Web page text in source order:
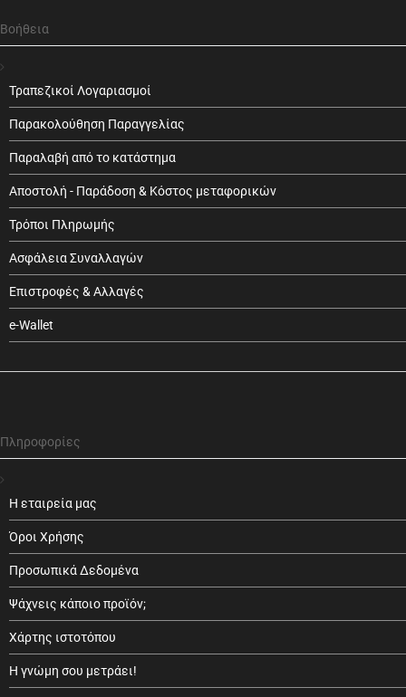
Βοήθεια
Τραπεζικοί Λογαριασμοί
Παρακολούθηση Παραγγελίας
Παραλαβή από το κατάστημα
Αποστολή - Παράδοση & Κόστος μεταφορικών
Τρόποι Πληρωμής
Ασφάλεια Συναλλαγών
Επιστροφές & Αλλαγές
e-Wallet
Πληροφορίες
Η εταιρεία μας
Όροι Χρήσης
Προσωπικά Δεδομένα
Ψάχνεις κάποιο προϊόν;
Χάρτης ιστοτόπου
Η γνώμη σου μετράει!